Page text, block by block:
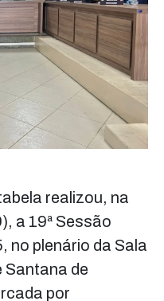
realizou, na
a 19ª Sessão
no plenário da Sala
Santana de
por